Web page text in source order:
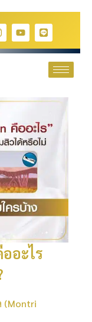
อะไร
(Montri